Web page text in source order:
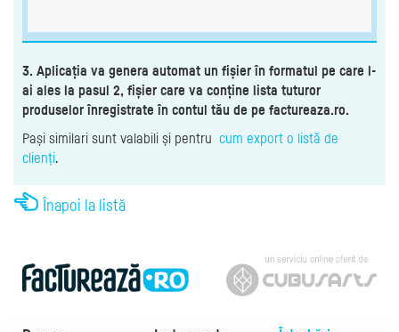
3. Aplicația va genera automat un fișier în formatul pe care l-
ai ales la pasul 2, fișier care va conține lista tuturor
produselor înregistrate în contul tău de pe factureaza.ro.
Pași similari sunt valabili și pentru cum export o listă de
clienți.
Înapoi la listă